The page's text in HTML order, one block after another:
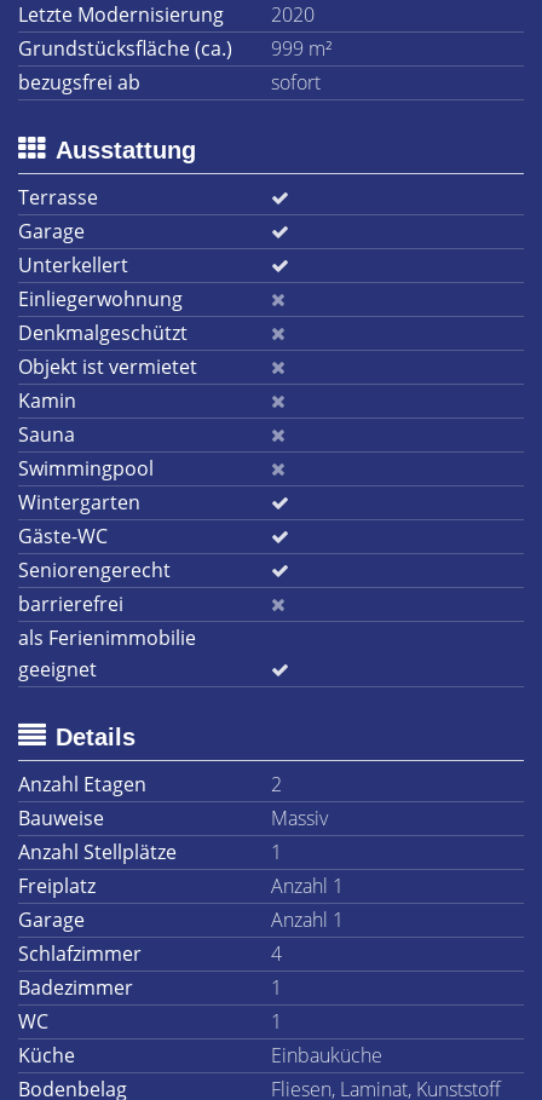
Letzte Modernisierung
2020
Grundstücksfläche (ca.)
999 m²
bezugsfrei ab
sofort
Ausstattung
Terrasse
Garage
Unterkellert
Einliegerwohnung
Denkmalgeschützt
Objekt ist vermietet
Kamin
Sauna
Swimmingpool
Wintergarten
Gäste-WC
Seniorengerecht
barrierefrei
als Ferienimmobilie
geeignet
Details
Anzahl Etagen
2
Bauweise
Massiv
Anzahl Stellplätze
1
Freiplatz
Anzahl 1
Garage
Anzahl 1
Schlafzimmer
4
Badezimmer
1
WC
1
Küche
Einbauküche
Bodenbelag
Fliesen, Laminat, Kunststoff